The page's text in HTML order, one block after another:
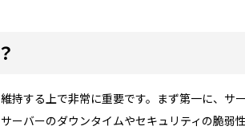
持する上で非常に重要です。まず第一に、
バーのダウンタイムやセキュリティの脆弱